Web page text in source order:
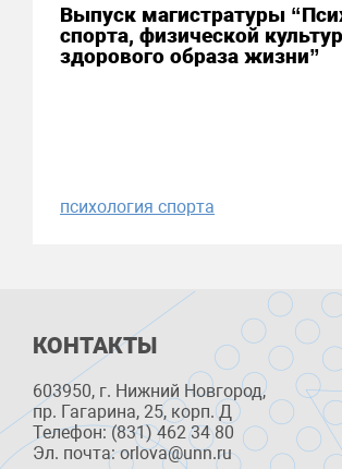
Выпуск магистратуры
спорта, физической
здорового образа жизни”
психология спорта
КОНТАКТЫ
603950, г. Нижний Новгород,
пр. Гагарина, 25, корп. Д
Телефон: (831) 462 34 80
Эл. почта: orlova@unn.ru